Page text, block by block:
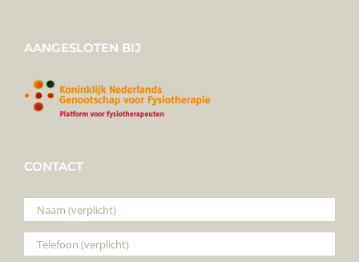
AANGESLOTEN BIJ
CONTACT